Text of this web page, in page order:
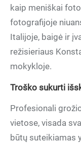
kaip meniškai
fotografijoje
Italijoje, baigė ir
režisieriaus
mokykloje.
Troško sukurti
Profesionali
vietose, visada
būtų suteikiamas